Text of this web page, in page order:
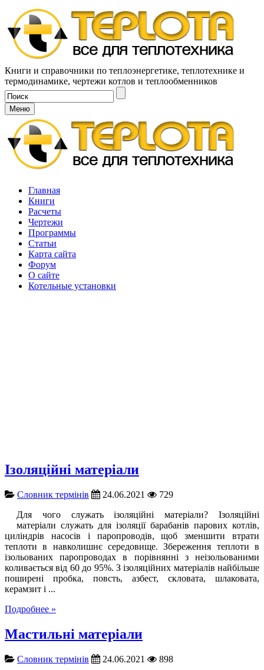
Книги и справочники по теплоэнергетике, теплотехнике и
термодинамике, чертежи котлов и теплообменников
Меню
Главная
Книги
Расчеты
Чертежи
Программы
Статьи
Карта сайта
Форум
О сайте
Котельные установки
Ізоляційні матеріали
Словник термінів 24.06.2021
729
Для чого служать ізоляційні матеріали? Ізоляційні
матеріали служать для ізоляції барабанів парових котлів,
циліндрів насосів і паропроводів, щоб зменшити втрати
теплоти в навколишнє середовище. Збереження теплоти в
ізольованих паропроводах в порівнянні з неізольованими
коливається від 60 до 95%. З ізоляційних матеріалів найбільше
поширені пробка, повсть, азбест, скловата, шлаковата,
керамзит і ...
Подробнее »
Мастильні матеріали
Словник термінів 24.06.2021
898